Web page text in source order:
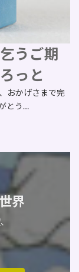
うご期
っと
おかげさまで完
とう…
界